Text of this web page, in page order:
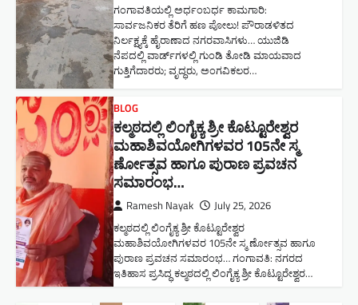
ಗಂಗಾವತಿಯಲ್ಲಿ ಅರ್ಧಂಬರ್ಧ ಕಾಮಗಾರಿ:
ಸಾರ್ವಜನಿಕರ ತೆರಿಗೆ ಹಣ ಪೋಲು! ಪೌರಾಡಳಿತದ
ನಿರ್ಲಕ್ಷ್ಯಕ್ಕೆ ಹೈರಾಣಾದ ನಗರವಾಸಿಗಳು​… ಯುಜಿಡಿ
ನೆಪದಲ್ಲಿ ವಾರ್ಡ್‌ಗಳಲ್ಲಿ ಗುಂಡಿ ತೋಡಿ ಮಾಯವಾದ
ಗುತ್ತಿಗೆದಾರರು; ವೃದ್ಧರು, ಅಂಗವಿಕಲರ…
BLOG
ಕಲ್ಮಠದಲ್ಲಿ ಲಿಂಗೈಕ್ಯ ಶ್ರೀ ಕೊಟ್ಟೂರೇಶ್ವರ
ಮಹಾಶಿವಯೋಗಿಗಳವರ 105ನೇ ಸ್ಮ
ರ್ಣೋತ್ಸವ ಹಾಗೂ ಪುರಾಣ ಪ್ರವಚನ
ಸಮಾರಂಭ​…
Ramesh Nayak July 25, 2026
ಕಲ್ಮಠದಲ್ಲಿ ಲಿಂಗೈಕ್ಯ ಶ್ರೀ ಕೊಟ್ಟೂರೇಶ್ವರ
ಮಹಾಶಿವಯೋಗಿಗಳವರ 105ನೇ ಸ್ಮ ರ್ಣೋತ್ಸವ ಹಾಗೂ
ಪುರಾಣ ಪ್ರವಚನ ಸಮಾರಂಭ​… ಗಂಗಾವತಿ: ನಗರದ
ಇತಿಹಾಸ ಪ್ರಸಿದ್ಧ ಕಲ್ಮಠದಲ್ಲಿ ಲಿಂಗೈಕ್ಯ ಶ್ರೀ ಕೊಟ್ಟೂರೇಶ್ವರ…